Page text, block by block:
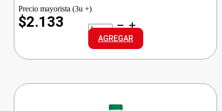
Precio mayorista (3u +)
$2.133
GALLO
ARROZ
ORO
cantidad
AGREGAR